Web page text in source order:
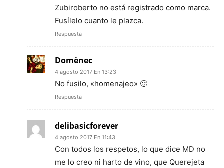
Zubiroberto no está registrado como marca.
Fusílelo cuanto le plazca.
Respuesta
Domènec
4 agosto 2017 En 13:23
No fusilo, «homenajeo» 🙂
Respuesta
delibasicforever
4 agosto 2017 En 11:43
Con todos los respetos, lo que dice MD no
me lo creo ni harto de vino, que Querejeta